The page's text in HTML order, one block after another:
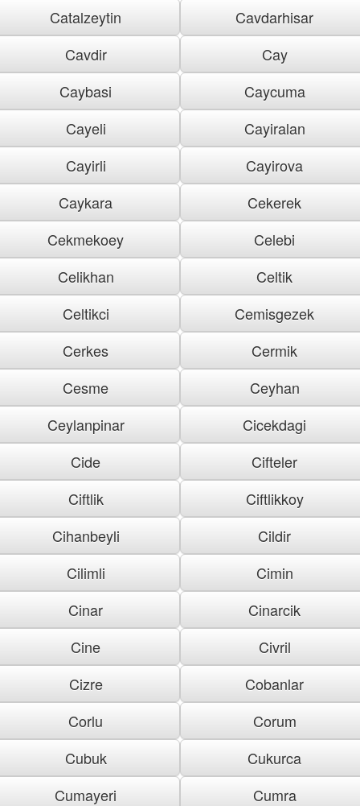
Catalzeytin
Cavdarhisar
Cavdir
Cay
Caybasi
Caycuma
Cayeli
Cayiralan
Cayirli
Cayirova
Caykara
Cekerek
Cekmekoey
Celebi
Celikhan
Celtik
Celtikci
Cemisgezek
Cerkes
Cermik
Cesme
Ceyhan
Ceylanpinar
Cicekdagi
Cide
Cifteler
Ciftlik
Ciftlikkoy
Cihanbeyli
Cildir
Cilimli
Cimin
Cinar
Cinarcik
Cine
Civril
Cizre
Cobanlar
Corlu
Corum
Cubuk
Cukurca
Cumayeri
Cumra